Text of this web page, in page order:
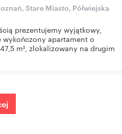
Stare Miasto, Półwiejska
prezentujemy wyjątkowy,
wykończony apartament o
m², zlokalizowany na drugim